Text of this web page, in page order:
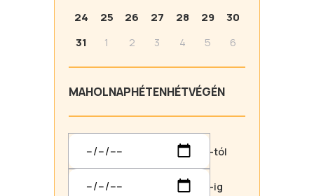
24
25 26 27 28 29
30
31
1 2 3 4 5 6
MAHOLNAPHÉTENHÉTVÉGÉN
-tól
-ig